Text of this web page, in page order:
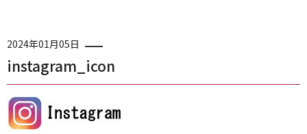
診療科・部門のご案内
アクセス
2024年01月05日
instagram_icon